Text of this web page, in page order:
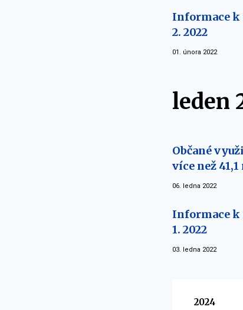
Informace k
2. 2022
01. února 2022
leden
Občané
více než
06. ledna 2022
Informace k
1. 2022
03. ledna 2022
2024